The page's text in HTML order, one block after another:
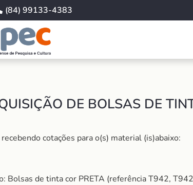
(84) 99133-4383
DE BOLSAS DE
cotações para o(s) material (is)abaixo:
Bolsas de tinta cor PRETA (referência T942,